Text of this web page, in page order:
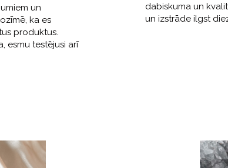
un
ka es
produktus.
esmu testējusi arī
dabiskuma un
un izstrāde ilgst